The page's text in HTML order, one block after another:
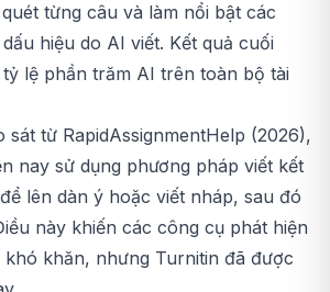
từng câu và làm nổi bật các
hiệu do AI viết. Kết quả cuối
lệ phần trăm AI trên toàn bộ tài
sát từ RapidAssignmentHelp (2026),
nay sử dụng phương pháp viết kết
lên dàn ý hoặc viết nháp, sau đó
này khiến các công cụ phát hiện
khăn, nhưng Turnitin đã được